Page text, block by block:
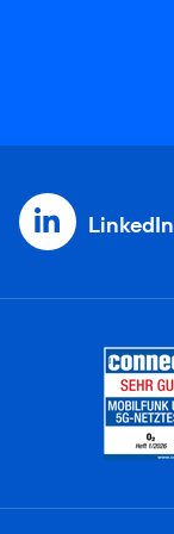
LinkedIn